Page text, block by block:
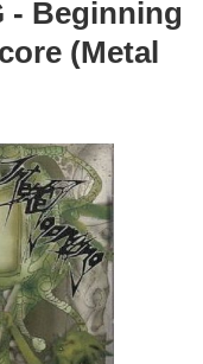
- Beginning
(Metal